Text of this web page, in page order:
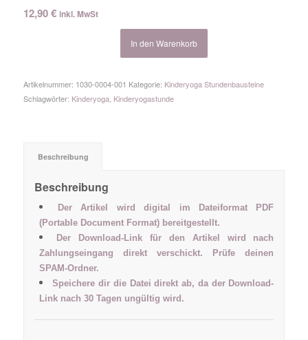
12,90€ inkl. MwSt
In den Warenkorb
Artikelnummer: 1030-0004-001 Kategorie: Kinderyoga Stundenbausteine
Schlagwörter: Kinderyoga, Kinderyogastunde
Beschreibung
Beschreibung
Der Artikel wird digital im Dateiformat PDF
(Portable Document Format) bereitgestellt.
Der Download-Link für den Artikel wird nach
Zahlungseingang direkt verschickt. Prüfe deinen
SPAM-Ordner.
Speichere dir die Datei direkt ab, da der Download-
Link nach 30 Tagen ungültig wird.